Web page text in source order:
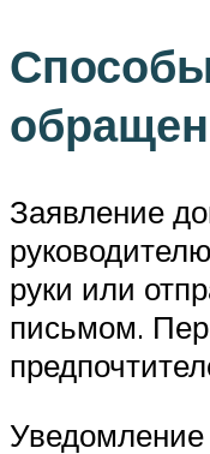
Заявление
руки или
письмом.
Уведомление